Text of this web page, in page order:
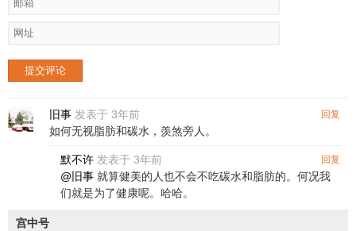
提交评论
旧事 发表于 3年前 回复
如何无视脂肪和碳水，羡煞旁人。
默不许 发表于 3年前 回复
@旧事 就算健美的人也不会不吃碳水和脂肪的。何况我
们就是为了健康呢。哈哈。
宫中号